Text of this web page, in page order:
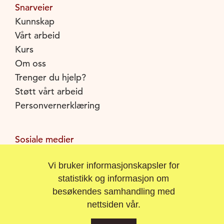
andre kulturuttrykk. Noen har stor glede av å se
en flott utsikt, og kan tenke tilbake på den. Tenk
på gode minner, for eksempel om et barn.
Vi bruker informasjonskapsler for
statistikk og informasjon om
besøkendes samhandling med
nettsiden vår.
Snarveier
Kunnskap
Vårt arbeid
Kurs
Om oss
Trenger du hjelp?
Støtt vårt arbeid
Personvernerklæring
Sosiale medier
Instagram